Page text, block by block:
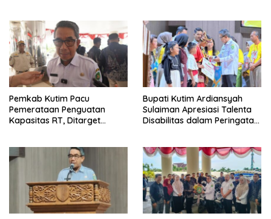
Pemkab Kutim Pacu
Pemerataan Penguatan
Kapasitas RT, Ditarget
Bupati Kutim Ardiansyah
Sulaiman Apresiasi Talenta
Disabilitas dalam Peringatan